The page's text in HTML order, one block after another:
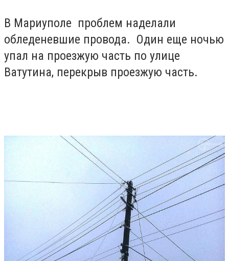
В Мариуполе проблем наделали
обледеневшие провода. Один еще ночью
упал на проезжую часть по улице
Ватутина, перекрыв проезжую часть.